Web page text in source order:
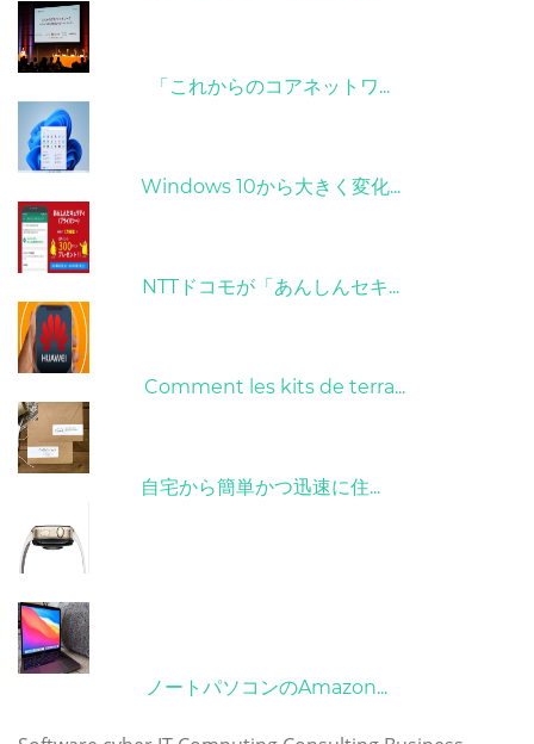
「これからのコアネットワ...
Windows 10から大きく変化...
NTTドコモが「あんしんセキ...
Comment les kits de terra...
自宅から簡単かつ迅速に住...
ノートパソコンのAmazon...